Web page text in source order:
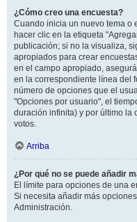
¿Cómo creo una encuesta?
Cuando inicia un nuevo tema o
hacer clic en la etiqueta
publicación; si no la visualiza,
apropiados para crear
en el campo apropiado,
en la correspondiente línea del
número de opciones que el
"Opciones por usuario", el
duración infinita) y por último la
votos.
Arriba
¿Por qué no se puede añadir
El límite para opciones de una
Si necesita añadir más
Administración.